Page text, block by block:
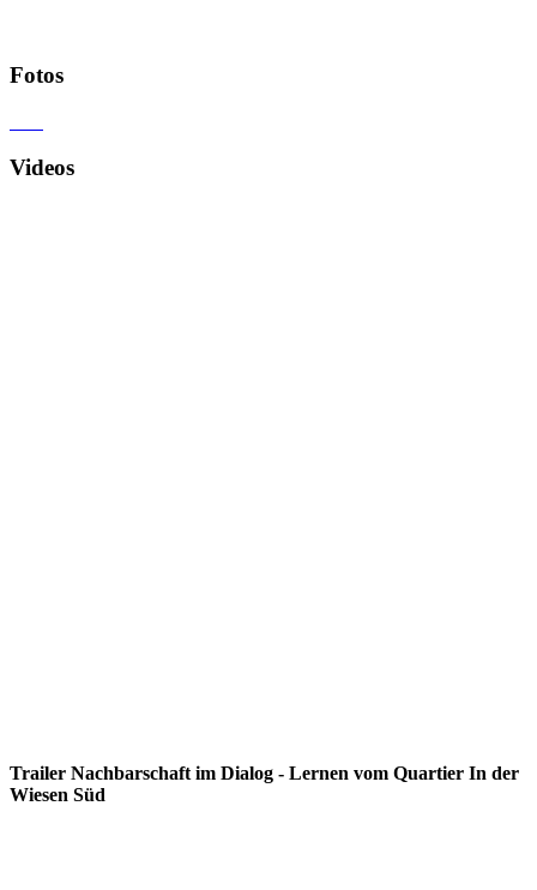
Fotos
Videos
Trailer Nachbarschaft im Dialog - Lernen vom Quartier In der
Wiesen Süd